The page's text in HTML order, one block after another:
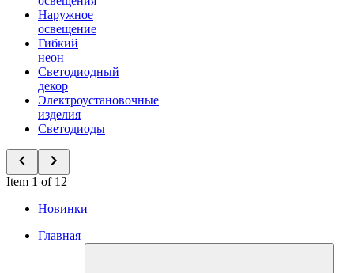
Наружное
освещение
Гибкий
неон
Светодиодный
декор
Электроустановочные
изделия
Светодиоды
Item 1 of 12
Новинки
Главная